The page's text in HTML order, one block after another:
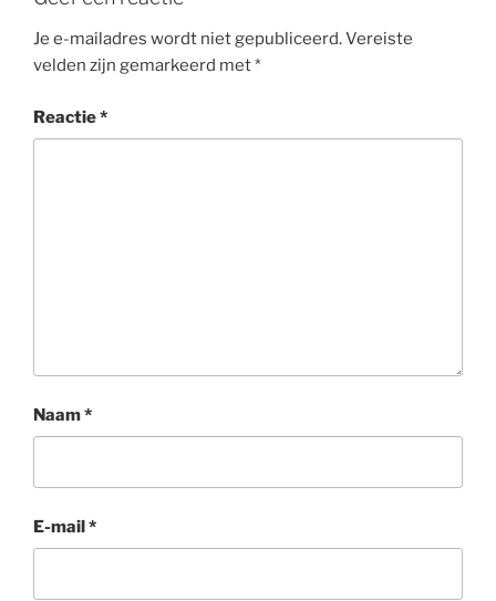
Je e-mailadres wordt niet gepubliceerd.Vereiste
velden zijn gemarkeerd met*
Reactie*
Naam*
E-mail*